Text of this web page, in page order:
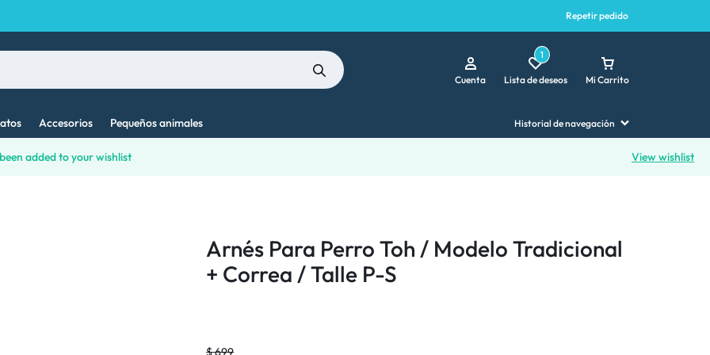
Repetir pedido
Cuenta Lista de deseos
1
Mi Carrito
Accesorios Pequeños animales Historial de navegación
View wishlist
added to your wishlist
Arnés Para Perro Toh / Modelo Tradicional
+ Correa / Talle P-S
$699